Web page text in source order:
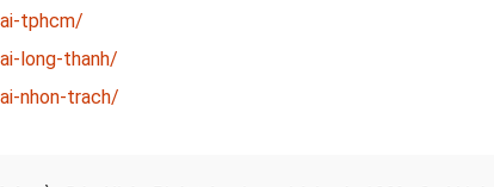
tphcm/
long-thanh/
nhon-trach/